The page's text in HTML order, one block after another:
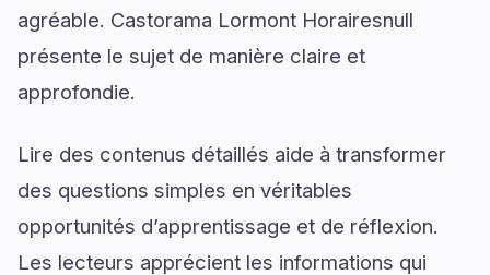
agréable. Castorama Lormont Horairesnull
présente le sujet de manière claire et
approfondie.
Lire des contenus détaillés aide à transformer
des questions simples en véritables
opportunités d’apprentissage et de réflexion.
Les lecteurs apprécient les informations qui